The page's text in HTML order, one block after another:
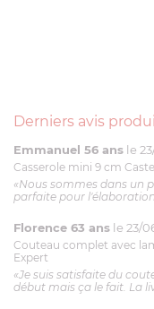
Derniers avis
Emmanuel 56 ans le
Casserole mini 9 cm
«Nous sommes dans un
parfaite pour
Florence 63 ans le 23/
Couteau complet avec
Expert
«Je suis satisfaite du
début mais ça le fait. La